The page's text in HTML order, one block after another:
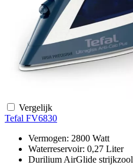
Vergelijk
Tefal FV6830
Vermogen: 2800 Watt
Waterreservoir: 0,27 Liter
Durilium AirGlide strijkzool